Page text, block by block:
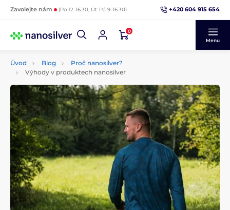
Zavolejte nám (Po 12-16:30, Út-Pá 9-16:30) +420 604 915 654
0
Menu
Úvod Blog
Proč nanosilver?
Výhody v produktech nanosilver